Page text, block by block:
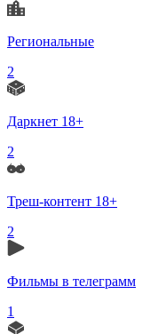
Региональные
2
Даркнет 18+
2
Треш-контент 18+
2
Фильмы в телеграмм
1